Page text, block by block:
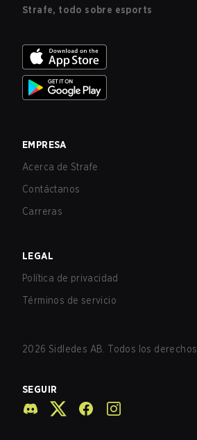
Strafe, todo sobre esports
EMPRESA
Acerca de Strafe
Contáctanos
Carreras
LEGAL
Política de privacidad
Términos de servicio
2026 Sidledes AB. Todos los
SEGUIR